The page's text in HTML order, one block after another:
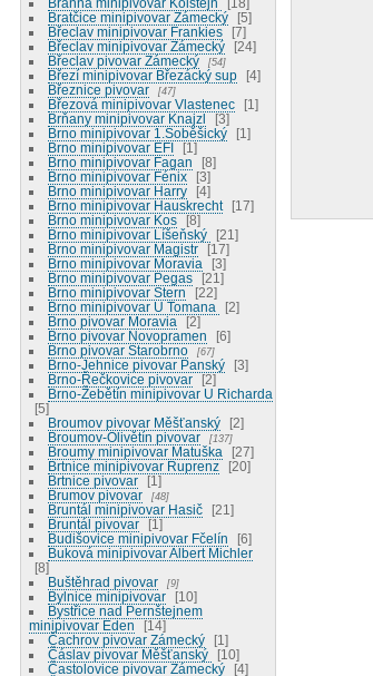
Bratčice minipivovar Zámecký
5
Břeclav minipivovar Frankies
7
Břeclav minipivovar Zámecký
24
Břeclav pivovar Zámecký
54
Březí minipivovar Březácký sup
4
Březnice pivovar
47
Březová minipivovar Vlastenec
1
Brňany minipivovar Knajzl
3
Brno minipivovar 1.Soběšický
1
Brno minipivovar EFI
1
Brno minipivovar Fagan
8
Brno minipivovar Fénix
3
Brno minipivovar Harry
4
Brno minipivovar Hauskrecht
17
Brno minipivovar Kos
8
Brno minipivovar Líšeňský
21
Brno minipivovar Magistr
17
Brno minipivovar Moravia
3
Brno minipivovar Pegas
21
Brno minipivovar Stern
22
Brno minipivovar U Tomana
2
Brno pivovar Moravia
2
Brno pivovar Novopramen
6
Brno pivovar Starobrno
67
Brno-Jehnice pivovar Panský
3
Brno-Řečkovice pivovar
2
Brno-Žebětín minipivovar U Richarda
5
Broumov pivovar Měšťanský
2
Broumov-Olivětín pivovar
137
Broumy minipivovar Matuška
27
Brtnice minipivovar Ruprenz
20
Brtnice pivovar
1
Brumov pivovar
48
Bruntál minipivovar Hasič
21
Bruntál pivovar
1
Budišovice minipivovar Fčelín
6
Buková minipivovar Albert Michler
8
Buštěhrad pivovar
9
Bylnice minipivovar
10
Bystřice nad Pernštejnem
minipivovar Eden
14
Čachrov pivovar Zámecký
1
Čáslav pivovar Měšťanský
10
Častolovice pivovar Zámecký
4